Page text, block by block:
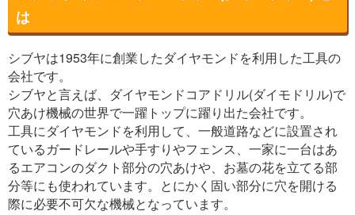
は
シブヤは1953年に創業したダイヤモンドを利用した工具の
会社です。
シブヤと言えば、ダイヤモンドコアドリル(ダイモドリル)で
穴あけ機械の世界で一躍トップに躍り出た会社です。
工具にダイヤモンドを利用して、一般道路などに設置され
ているガードレールや手すりやフェンス、一家に一台はあ
るエアコンのダクト部分の穴あけや、お墓の花を立てる部
分等にも使われています。とにかく固い部分に穴を開ける
際に必要不可欠な機械となっています。